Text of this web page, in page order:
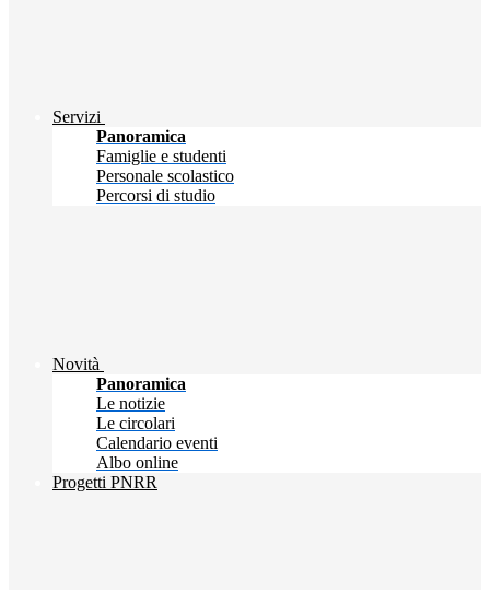
Servizi
Panoramica
Famiglie e studenti
Personale scolastico
Percorsi di studio
Novità
Panoramica
Le notizie
Le circolari
Calendario eventi
Albo online
Progetti PNRR